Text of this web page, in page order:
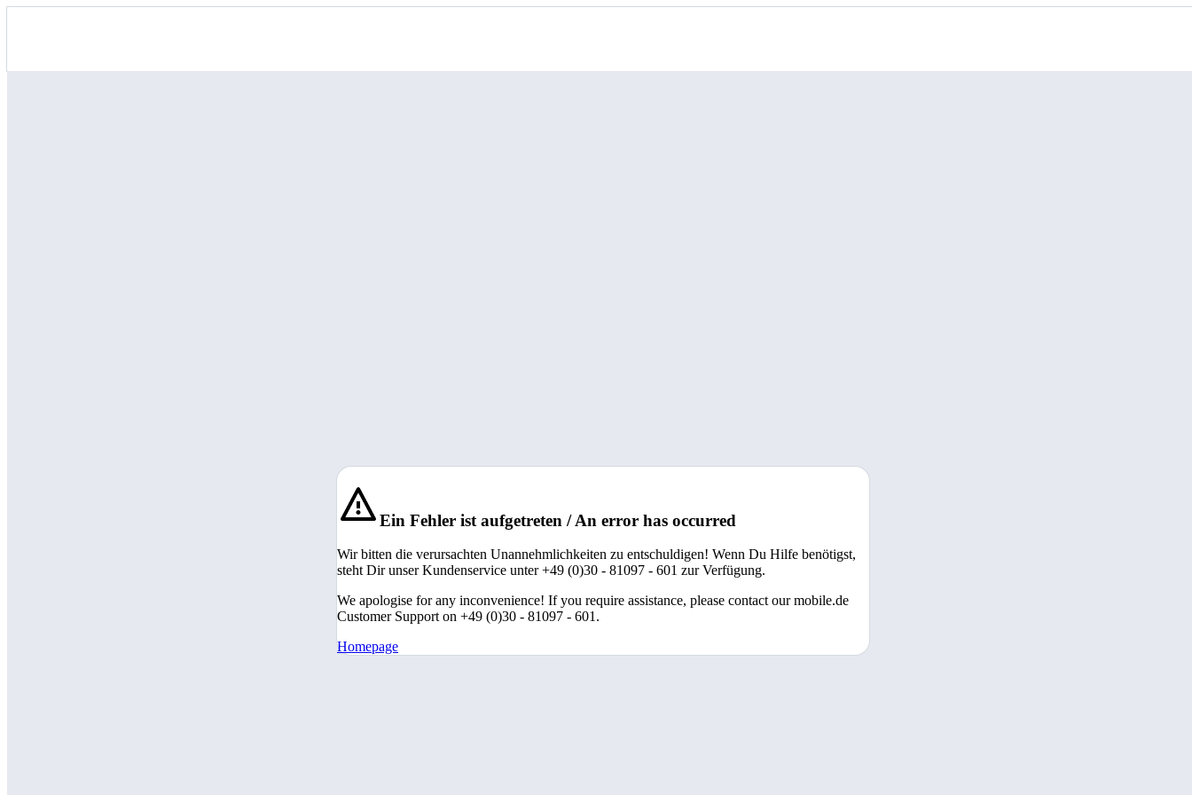
Ein Fehler ist aufgetreten / An error has occurred
Wir bitten die verursachten Unannehmlichkeiten zu entschuldigen! Wenn Du Hilfe benötigst,
steht Dir unser Kundenservice unter +49 (0)30 - 81097 - 601 zur Verfügung.
We apologise for any inconvenience! If you require assistance, please contact our mobile.de
Customer Support on +49 (0)30 - 81097 - 601.
Homepage